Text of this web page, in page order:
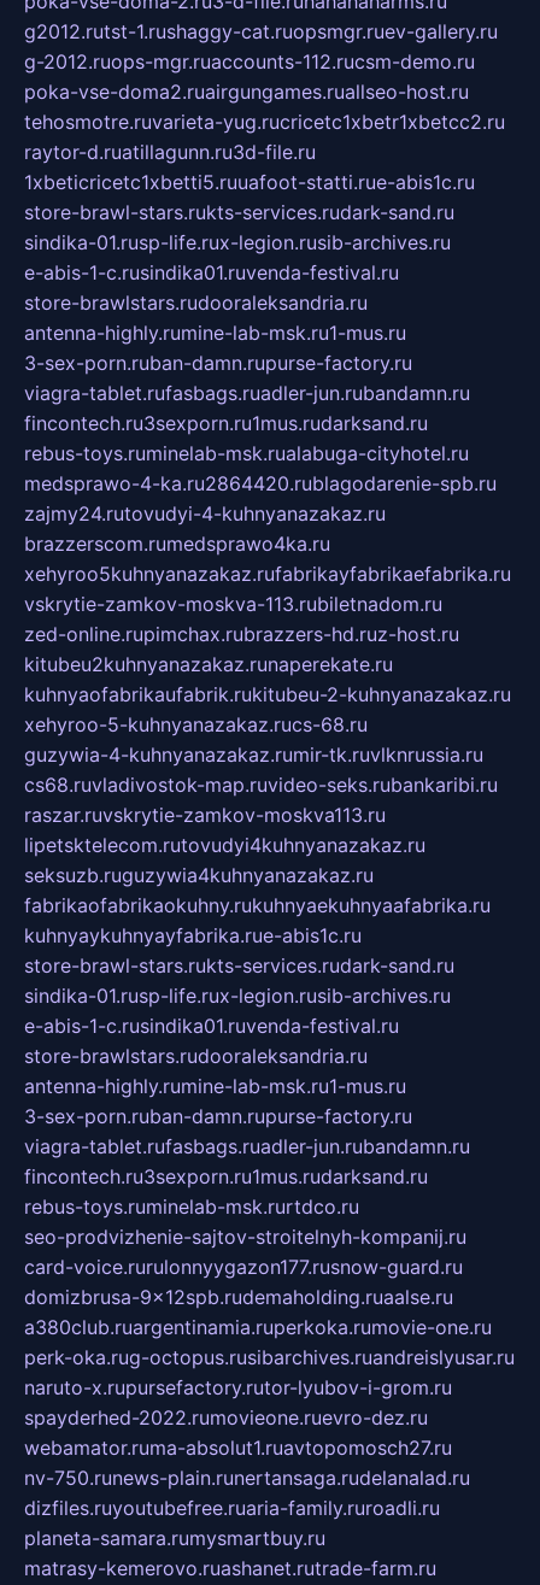
g2012.rutst-1.rushaggy-cat.ruopsmgr.ruev-gallery.ru
g-2012.ruops-mgr.ruaccounts-112.rucsm-demo.ru
poka-vse-doma2.ruairgungames.ruallseo-host.ru
tehosmotre.ruvarieta-yug.rucricetc1xbetr1xbetcc2.ru
raytor-d.ruatillagunn.ru3d-file.ru
1xbeticricetc1xbetti5.ruuafoot-statti.rue-abis1c.ru
store-brawl-stars.rukts-services.rudark-sand.ru
sindika-01.rusp-life.rux-legion.rusib-archives.ru
e-abis-1-c.rusindika01.ruvenda-festival.ru
store-brawlstars.rudooraleksandria.ru
antenna-highly.rumine-lab-msk.ru1-mus.ru
3-sex-porn.ruban-damn.rupurse-factory.ru
viagra-tablet.rufasbags.ruadler-jun.rubandamn.ru
fincontech.ru3sexporn.ru1mus.rudarksand.ru
rebus-toys.ruminelab-msk.rualabuga-cityhotel.ru
medsprawo-4-ka.ru2864420.rublagodarenie-spb.ru
zajmy24.rutovudyi-4-kuhnyanazakaz.ru
brazzerscom.rumedsprawo4ka.ru
xehyroo5kuhnyanazakaz.rufabrikayfabrikaefabrika.ru
vskrytie-zamkov-moskva-113.rubiletnadom.ru
zed-online.rupimchax.rubrazzers-hd.ruz-host.ru
kitubeu2kuhnyanazakaz.runaperekate.ru
kuhnyaofabrikaufabrik.rukitubeu-2-kuhnyanazakaz.ru
xehyroo-5-kuhnyanazakaz.rucs-68.ru
guzywia-4-kuhnyanazakaz.rumir-tk.ruvlknrussia.ru
cs68.ruvladivostok-map.ruvideo-seks.rubankaribi.ru
raszar.ruvskrytie-zamkov-moskva113.ru
lipetsktelecom.rutovudyi4kuhnyanazakaz.ru
seksuzb.ruguzywia4kuhnyanazakaz.ru
fabrikaofabrikaokuhny.rukuhnyaekuhnyaafabrika.ru
kuhnyaykuhnyayfabrika.rue-abis1c.ru
store-brawl-stars.rukts-services.rudark-sand.ru
sindika-01.rusp-life.rux-legion.rusib-archives.ru
e-abis-1-c.rusindika01.ruvenda-festival.ru
store-brawlstars.rudooraleksandria.ru
antenna-highly.rumine-lab-msk.ru1-mus.ru
3-sex-porn.ruban-damn.rupurse-factory.ru
viagra-tablet.rufasbags.ruadler-jun.rubandamn.ru
fincontech.ru3sexporn.ru1mus.rudarksand.ru
rebus-toys.ruminelab-msk.rurtdco.ru
seo-prodvizhenie-sajtov-stroitelnyh-kompanij.ru
card-voice.rurulonnyygazon177.rusnow-guard.ru
domizbrusa-9x12spb.rudemaholding.ruaalse.ru
a380club.ruargentinamia.ruperkoka.rumovie-one.ru
perk-oka.rug-octopus.rusibarchives.ruandreislyusar.ru
naruto-x.rupursefactory.rutor-lyubov-i-grom.ru
spayderhed-2022.rumovieone.ruevro-dez.ru
webamator.ruma-absolut1.ruavtopomosch27.ru
nv-750.runews-plain.runertansaga.rudelanalad.ru
dizfiles.ruyoutubefree.ruaria-family.ruroadli.ru
planeta-samara.rumysmartbuy.ru
matrasy-kemerovo.ruashanet.rutrade-farm.ru